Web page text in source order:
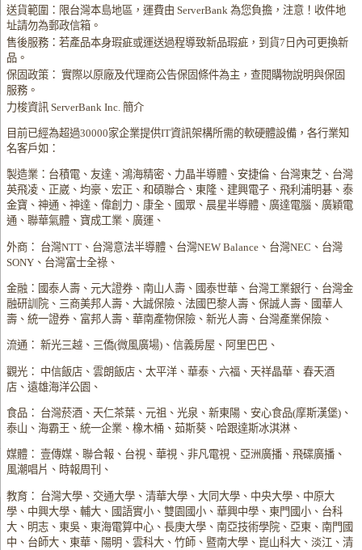
送貨範圍：限台灣本島地區，運費由 ServerBank 為您負擔，注意！收件地
址請勿為郵政信箱。
售後服務：若產品本身瑕疵或運送過程導致新品瑕疵，到貨7日內可更換新
品。
保固政策： 實際以原廠及代理商公告保固條件為主，查閱購物說明與保固
服務。
力梭資訊 ServerBank Inc. 簡介
目前已經為超過30000家企業提供IT資訊架構所需的軟硬體設備，各行業知
名客戶如：
製造業：台積電、友達、鴻海精密、力晶半導體、安捷倫、台灣東芝、台灣
英飛凌、正崴、均豪、宏正、和碩聯合、東隆、建興電子、飛利浦明碁、泰
金寶、神通、神達、偉創力、康全、國眾、晨星半導體、廣達電腦、廣穎電
通、聯華氣體、寶成工業、廣運、
外商： 台灣NTT、台灣意法半導體、台灣NEW Balance、台灣NEC、台灣
SONY、台灣富士全祿、
金融：國泰人壽、元大證券、南山人壽、國泰世華、台灣工業銀行、台灣金
融研訓院、三商美邦人壽、大誠保險、法國巴黎人壽、保誠人壽、國華人
壽、統一證券、富邦人壽、華南產物保險、新光人壽、台灣產業保險、
流通： 新光三越、三僑(微風廣場)、信義房屋、阿里巴巴、
觀光： 中信飯店、雲朗飯店、太平洋、華泰、六福、天祥晶華、春天酒
店、遠雄海洋公園、
食品： 台灣菸酒、天仁茶葉、元祖、光泉、新東陽、安心食品(摩斯漢堡)、
泰山、海霸王、統一企業、橡木桶、茹斯葵、哈跟達斯冰淇淋、
媒體： 壹傳媒、聯合報、台視、華視、非凡電視、亞洲廣播、飛碟廣播、
風潮唱片、時報周刊、
教育： 台灣大學、交通大學、清華大學、大同大學、中央大學、中原大
學、中興大學、輔大、國語實小、雙園國小、華興中學、東門國小、台科
大、明志、東吳、東海電算中心、長庚大學、南亞技術學院、亞東、南門國
中、台師大、東華、陽明、雲科大、竹師、暨南大學、崑山科大、淡江、清